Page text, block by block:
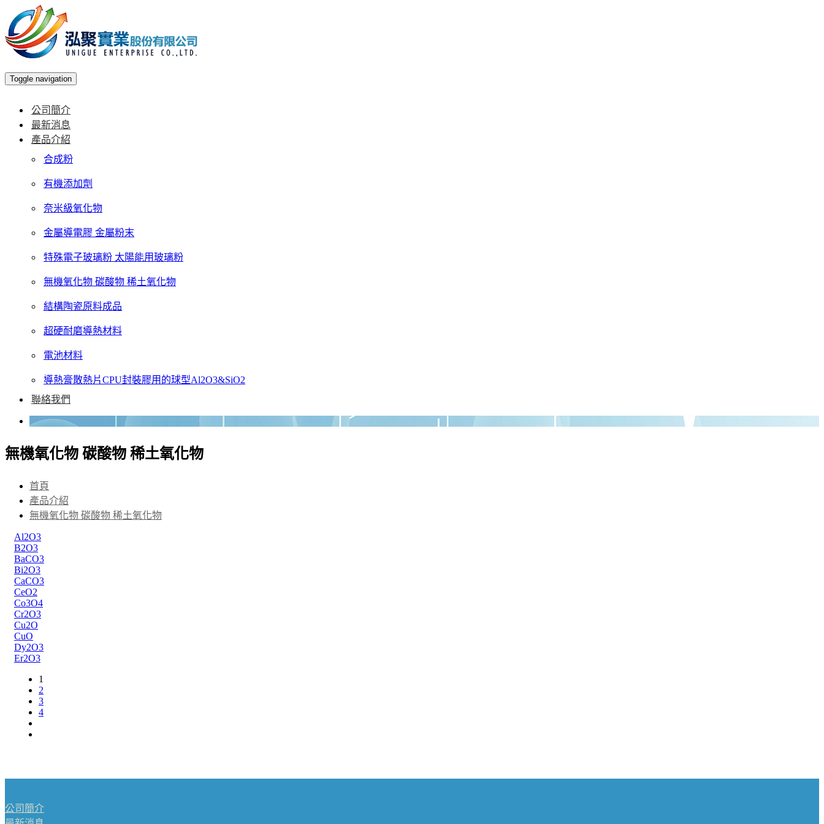
Toggle navigation
公司簡介
最新消息
產品介紹
合成粉
有機添加劑
奈米級氧化物
金屬導電膠 金屬粉末
特殊電子玻璃粉 太陽能用玻璃粉
無機氧化物 碳酸物 稀土氧化物
結構陶瓷原料成品
超硬耐磨導熱材料
電池材料
導熱膏散熱片CPU封裝膠用的球型Al2O3&SiO2
聯絡我們
無機氧化物 碳酸物 稀土氧化物
首頁
產品介紹
無機氧化物 碳酸物 稀土氧化物
Al2O3
B2O3
BaCO3
Bi2O3
CaCO3
CeO2
Co3O4
Cr2O3
Cu2O
CuO
Dy2O3
Er2O3
1
2
3
4
公司簡介